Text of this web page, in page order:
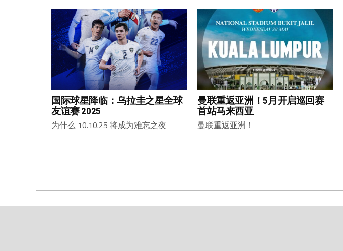
国际球星降临：乌拉圭之星全球
友谊赛 2025
为什么 10.10.25 将成为难忘之夜
曼联重返亚洲！5月开启巡回赛
首站马来西亚
曼联重返亚洲！